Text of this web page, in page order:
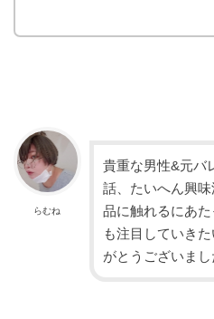
らむね
貴重な男性&元バ
話、たいへん興
品に触れるにあ
も注目していき
がとうございまし